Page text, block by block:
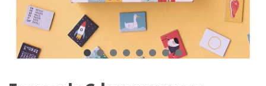
2026 – Edició limitada
89,00 € NOVETAT
Afegir a la cistella
149,00 €
Triar opció